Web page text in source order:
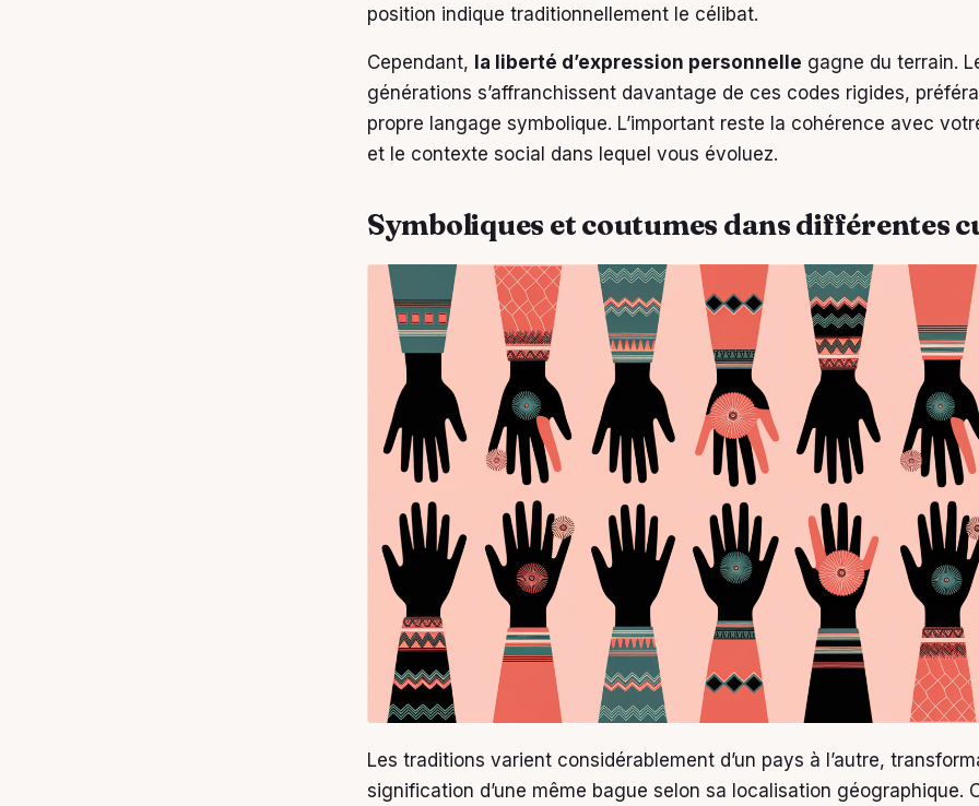
position indique traditionnellement le célibat.
Cependant, la liberté d’expression personnelle gagne du terrain.
générations s’affranchissent davantage de ces codes rigides,
propre langage symbolique. L’important reste la cohérence avec
et le contexte social dans lequel vous évoluez.
Symboliques et coutumes dans différentes
Les traditions varient considérablement d’un pays à l’autre,
signification d’une même bague selon sa localisation géographique.